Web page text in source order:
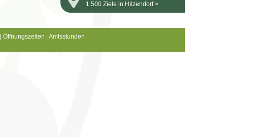
1.500 Ziele in Hitzendorf >
Öffnungszeiten
Amtsstunden